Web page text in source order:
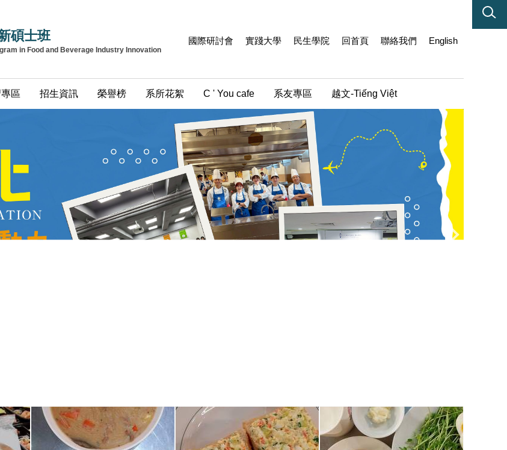
碩士班
in Food and Beverage Industry Innovation
區 招生資訊 榮譽榜 系所花絮 C ' You cafe 系友專區 越文-Tiếng Việt
國際研討會 實踐大學 民生學院 回首頁 聯絡我們 English